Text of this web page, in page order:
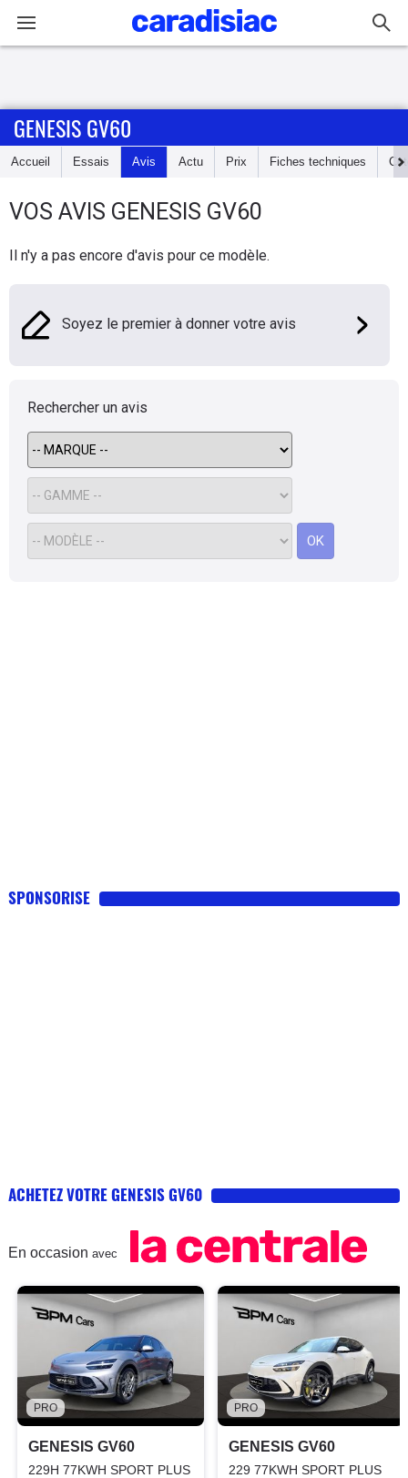
Accueil
Essais
Guide
Electriques
Flottes
Auto
Services
Forum
GENESIS GV60
Accueil Essais Avis Actu Prix Fiches techniques
VOS AVIS GENESIS GV60
Il n'y a pas encore d'avis pour ce modèle.
Soyez le premier à donner votre avis
Rechercher un avis
OK
SPONSORISE
ACHETEZ VOTRE GENESIS GV60
En occasion avec
PRO
GENESIS GV60
229H 77KWH SPORT PLUS
PRO
GENESIS GV60
229 77KWH SPORT PLUS